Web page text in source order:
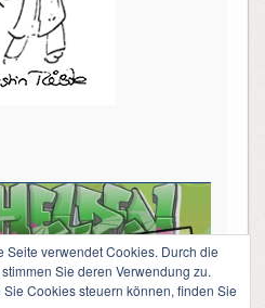
Seite verwendet Cookies. Durch die
Sie deren Verwendung zu.
Cookies steuern können, finden Sie